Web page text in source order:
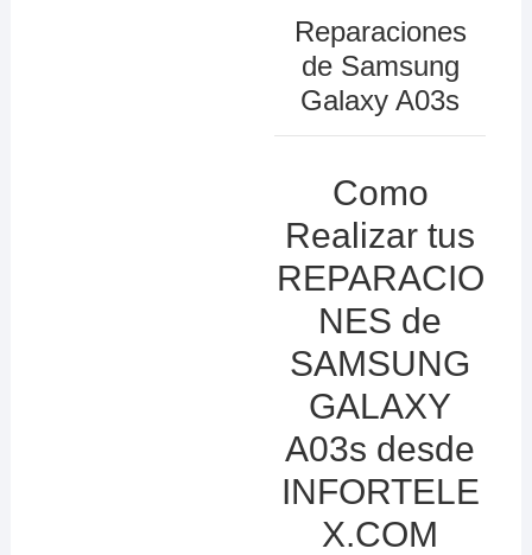
Reparaciones
de Samsung
Galaxy A03s
Como
Realizar tus
REPARACIO
NES de
SAMSUNG
GALAXY
A03s desde
INFORTELE
X.COM